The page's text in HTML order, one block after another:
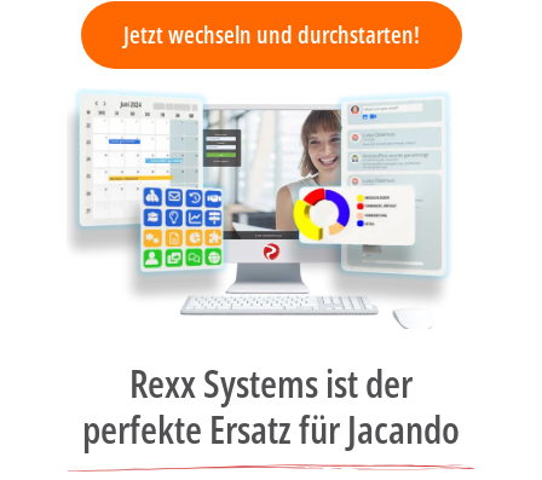
Jetzt wechseln und durchstarten!
Rexx Systems ist der
perfekte Ersatz für Jacando